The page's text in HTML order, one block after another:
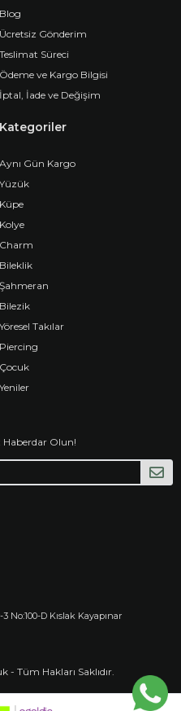
Blog
Ücretsiz Gönderim
Teslimat Süreci
Ödeme ve Kargo Bilgisi
İptal, İade ve Değişim
Kategoriler
Aynı Gün Kargo
Yüzük
Küpe
Kolye
Charm
Bileklik
Şahmeran
Bilezik
Yöresel Takılar
Piercing
Çocuk
Yeniler
Haberdar Olun!
No:100-D Kıslak Kayapınar
Tüm Hakları Saklıdır.